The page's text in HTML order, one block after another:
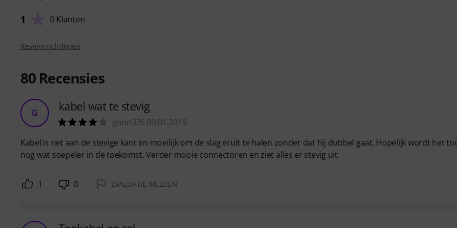
1 0 Klanten
Review richtlijnen
80 Recensies
G kabel wat te stevig
goon326 09.01.2019
Kabel is net aan de stevige kant en moeilijk om de slag eruit te halen zonder dat hij dubbel gaat. Hopelijk wordt het
nog wat soepeler in de toekomst. Verder mooie connectoren en ziet alles er stevig uit.
1 0 EVALUATIE MELDEN